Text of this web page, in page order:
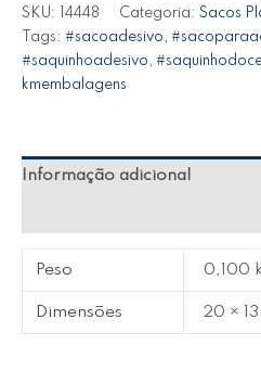
SKU: 14448 Categoria: Sacos
Tags: #sacoadesivo,
#saquinhoadesivo,
kmembalagens
Informação adicional
Peso 0,100
Dimensões 20 ×